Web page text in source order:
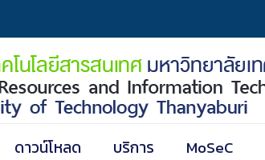
ดาวน์โหลด บริการ MoSeC